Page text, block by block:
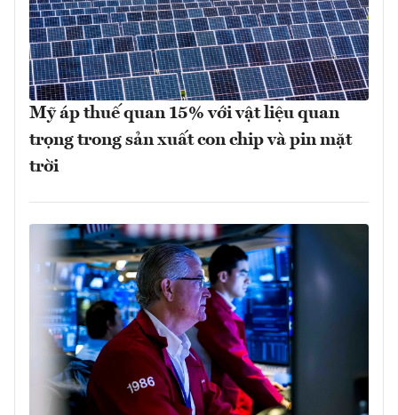
Mỹ áp thuế quan 15% với vật liệu quan
trọng trong sản xuất con chip và pin mặt
trời